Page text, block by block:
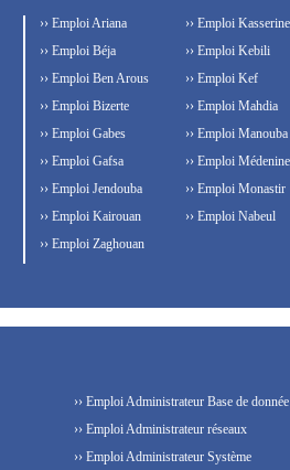
›› Emploi Ariana
›› Emploi Béja
›› Emploi Ben Arous
›› Emploi Bizerte
›› Emploi Gabes
›› Emploi Gafsa
›› Emploi Jendouba
›› Emploi Kairouan
›› Emploi Kasserine
›› Emploi Kebili
›› Emploi Kef
›› Emploi Mahdia
›› Emploi Manouba
›› Emploi Médenine
›› Emploi Monastir
›› Emploi Nabeul
›› Emploi Zaghouan
›› Emploi Administrateur Base de donnée
›› Emploi Administrateur réseaux
›› Emploi Administrateur Système